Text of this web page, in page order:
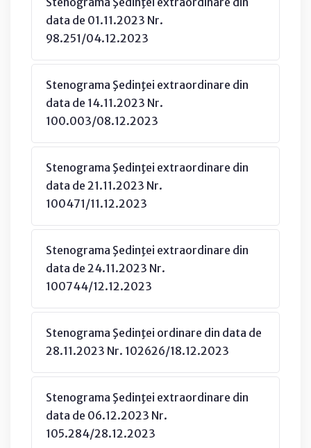
data de 01.11.2023 Nr.
98.251/04.12.2023
Stenograma Şedinţei extraordinare din
data de 14.11.2023 Nr.
100.003/08.12.2023
Stenograma Şedinţei extraordinare din
data de 21.11.2023 Nr.
100471/11.12.2023
Stenograma Şedinţei extraordinare din
data de 24.11.2023 Nr.
100744/12.12.2023
Stenograma Şedinţei ordinare din data de
28.11.2023 Nr. 102626/18.12.2023
Stenograma Şedinţei extraordinare din
data de 06.12.2023 Nr.
105.284/28.12.2023